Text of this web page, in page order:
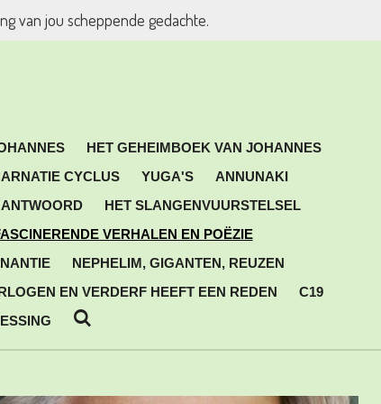
van jou scheppende gedachte.
HET GEHEIMBOEK VAN JOHANNES
CYCLUS YUGA'S
ANNUNAKI
HET SLANGENVUURSTELSEL
VERHALEN EN POËZIE
NEPHELIM, GIGANTEN, REUZEN
EN VERDERF HEEFT EEN REDEN
C19